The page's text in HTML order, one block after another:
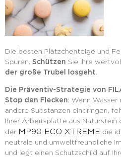
Die besten Plätzchenteige und
Spuren. Schützen Sie Ihre
der große Trubel losgeht
Die Präventiv-Strategie von
Stop den Flecken: Wenn
andere Substanzen eindringen,
Ihrer Arbeitsplatte aus Naturstein
der MP90 ECO XTREME die
neutrale und umweltfreundliche
und legt einen Schutzschild auf